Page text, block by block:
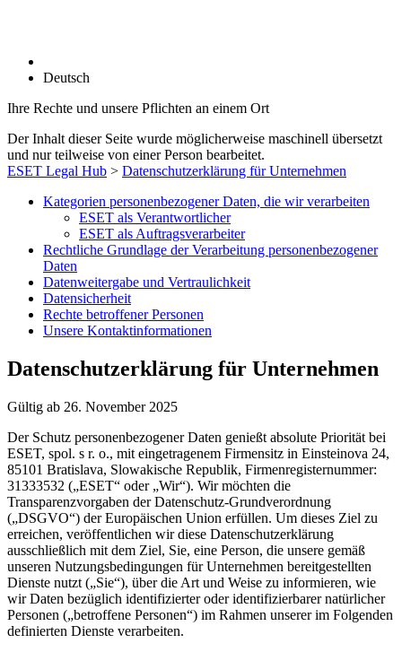
Deutsch
Ihre Rechte und unsere Pflichten an einem Ort
Der Inhalt dieser Seite wurde möglicherweise maschinell übersetzt
und nur teilweise von einer Person bearbeitet.
ESET Legal Hub > Datenschutzerklärung für Unternehmen
Kategorien personenbezogener Daten, die wir verarbeiten
ESET als Verantwortlicher
ESET als Auftragsverarbeiter
Rechtliche Grundlage der Verarbeitung personenbezogener
Daten
Datenweitergabe und Vertraulichkeit
Datensicherheit
Rechte betroffener Personen
Unsere Kontaktinformationen
Datenschutzerklärung für Unternehmen
Gültig ab 26. November 2025
Der Schutz personenbezogener Daten genießt absolute Priorität bei
ESET, spol. s r. o., mit eingetragenem Firmensitz in Einsteinova 24,
85101 Bratislava, Slowakische Republik, Firmenregisternummer:
31333532 („ESET“ oder „Wir“). Wir möchten die
Transparenzvorgaben der Datenschutz-Grundverordnung
(„DSGVO“) der Europäischen Union erfüllen. Um dieses Ziel zu
erreichen, veröffentlichen wir diese Datenschutzerklärung
ausschließlich mit dem Ziel, Sie, eine Person, die unsere gemäß
unseren Nutzungsbedingungen für Unternehmen bereitgestellten
Dienste nutzt („Sie“), über die Art und Weise zu informieren, wie
wir Daten bezüglich identifizierter oder identifizierbarer natürlicher
Personen („betroffene Personen“) im Rahmen unserer im Folgenden
definierten Dienste verarbeiten.